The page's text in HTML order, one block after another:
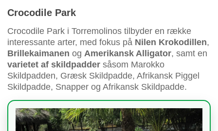
Crocodile Park
Crocodile Park i Torremolinos tilbyder en række
interessante arter, med fokus på Nilen Krokodillen,
Brillekaimanen og Amerikansk Alligator, samt en
varietet af skildpadder såsom Marokko
Skildpadden, Græsk Skildpadde, Afrikansk Piggel
Skildpadde, Snapper og Afrikansk Skildpadde.